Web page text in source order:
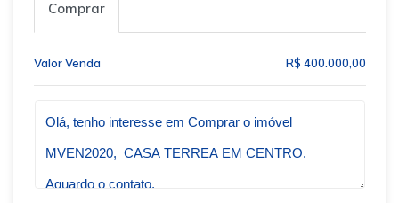
Comprar
Valor Venda R$ 400.000,00